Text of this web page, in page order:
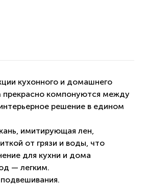
кухонного и домашнего
прекрасно компонуются между
решение в едином
имитирующая лен,
от грязи и воды, что
для кухни и дома
— легким.